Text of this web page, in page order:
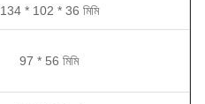
134 * 102 * 36 মিমি
97 * 56 মিমি